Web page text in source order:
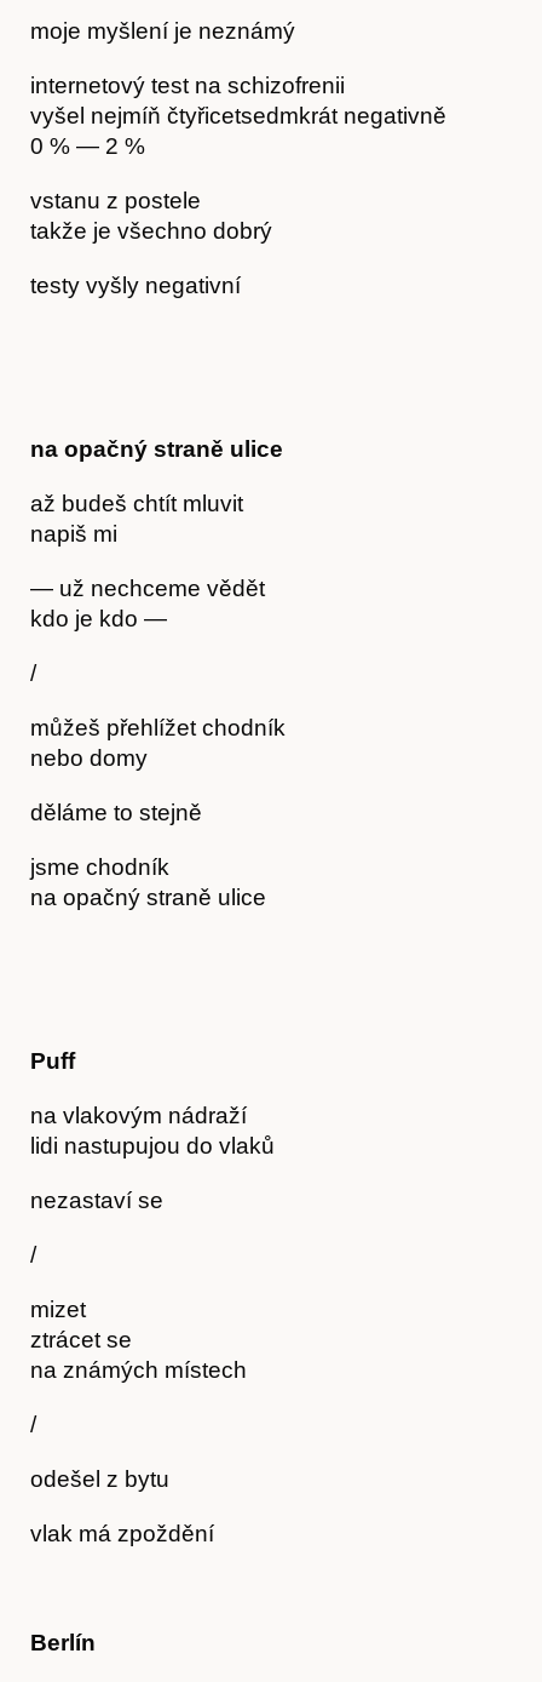
Obchod
moje myšlení je neznámý
internetový test na schizofrenii
vyšel nejmíň čtyřicetsedmkrát negativně
0 % — 2 %
vstanu z postele
takže je všechno dobrý
testy vyšly negativní
na opačný straně ulice
až budeš chtít mluvit
napiš mi
— už nechceme vědět
kdo je kdo —
/
můžeš přehlížet chodník
nebo domy
děláme to stejně
jsme chodník
na opačný straně ulice
Puff
na vlakovým nádraží
lidi nastupujou do vlaků
nezastaví se
/
mizet
ztrácet se
na známých místech
/
odešel z bytu
vlak má zpoždění
Berlín